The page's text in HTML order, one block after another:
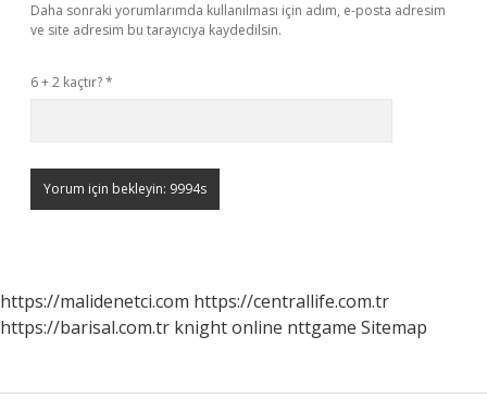
Daha sonraki yorumlarımda kullanılması için adım, e-posta adresim
ve site adresim bu tarayıcıya kaydedilsin.
6 + 2 kaçtır?*
https://malidenetci.com https://centrallife.com.tr
https://barisal.com.tr knight online nttgame Sitemap